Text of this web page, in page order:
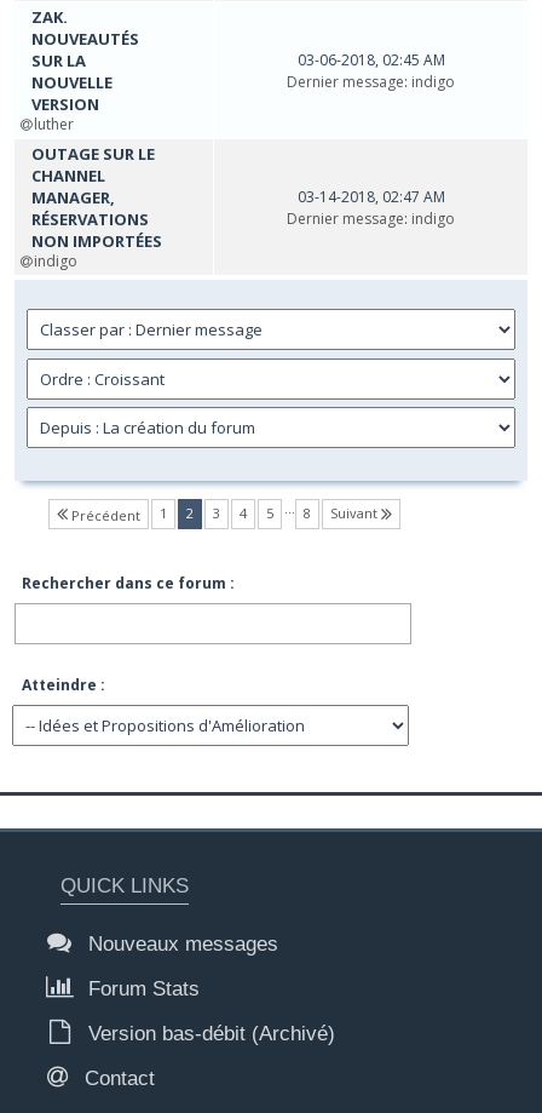
ZAK.
NOUVEAUTÉS
SUR LA
NOUVELLE
VERSION
luther
03-06-2018, 02:45 AM
Dernier message: indigo
OUTAGE SUR LE
CHANNEL
MANAGER,
RÉSERVATIONS
NON IMPORTÉES
indigo
03-14-2018, 02:47 AM
Dernier message: indigo
Précédent 1 2(current)
3 4 5 … 8 Suivant
Rechercher dans ce forum :
Atteindre :
QUICK LINKS
Nouveaux messages
Forum Stats
Version bas-débit (Archivé)
Contact